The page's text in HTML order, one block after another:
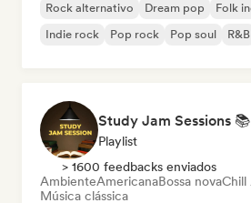
Rock alternativo Dream pop Folk
Indie rock
Pop rock Pop soul R&B
Playlist
> 1600 feedbacks enviados
AmbienteAmericanaBossa novaChill
Música clássica